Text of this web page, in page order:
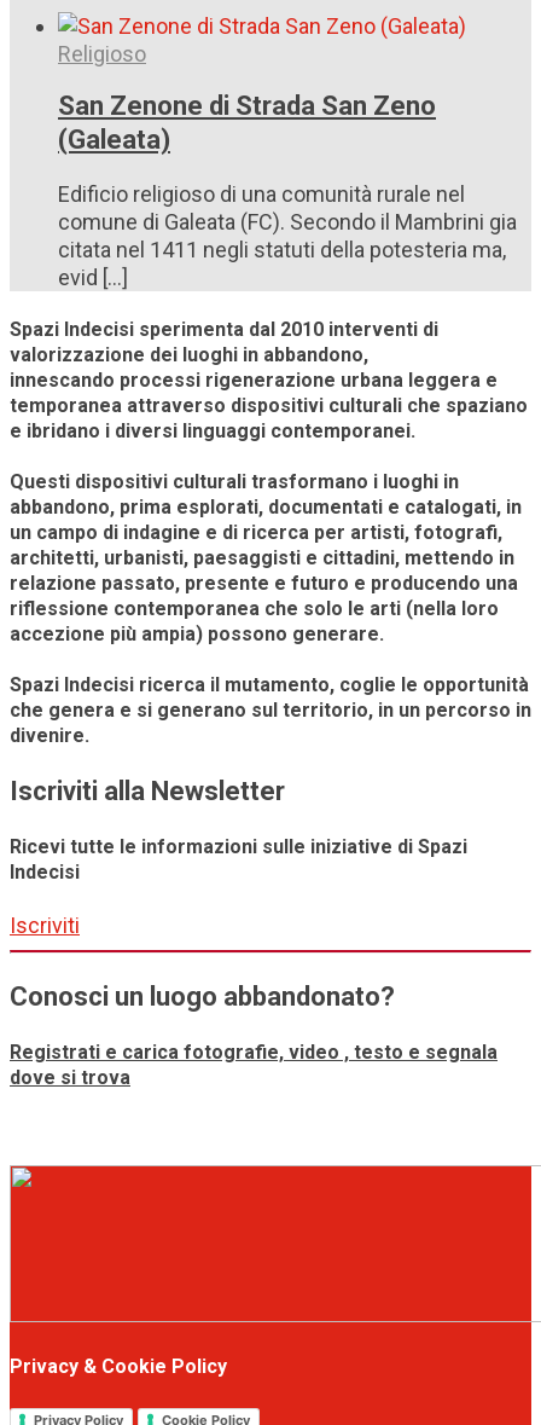
Religioso
San Zenone di Strada San Zeno
(Galeata)
Edificio religioso di una comunità rurale nel
comune di Galeata (FC). Secondo il Mambrini gia
citata nel 1411 negli statuti della potesteria ma,
evid [...]
Spazi Indecisi sperimenta dal 2010 interventi di
valorizzazione dei luoghi in abbandono,
innescando processi rigenerazione urbana leggera e
temporanea attraverso dispositivi culturali che spaziano
e ibridano i diversi linguaggi contemporanei.
Questi dispositivi culturali trasformano i luoghi in
abbandono, prima esplorati, documentati e catalogati, in
un campo di indagine e di ricerca per artisti, fotografi,
architetti, urbanisti, paesaggisti e cittadini, mettendo in
relazione passato, presente e futuro e producendo una
riflessione contemporanea che solo le arti (nella loro
accezione più ampia) possono generare.
Spazi Indecisi ricerca il mutamento, coglie le opportunità
che genera e si generano sul territorio, in un percorso in
divenire.
Iscriviti alla Newsletter
Ricevi tutte le informazioni sulle iniziative di Spazi
Indecisi
Iscriviti
Conosci un luogo abbandonato?
Registrati e carica fotografie, video , testo e segnala
dove si trova
Privacy & Cookie Policy
Privacy Policy Cookie Policy